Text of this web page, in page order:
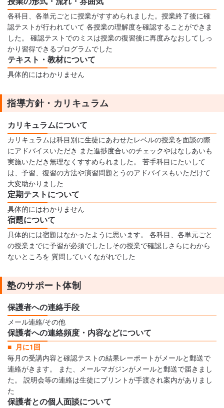
各科目、各単元ごとに授業がすすめられました。授業終了後に確
認テストが行われていて 各授業の理解度を確認することができま
した。 確認テストでのミスは授業の復習後に再度みなおしてしっ
かり習得できるプログラムでした
テキスト・教材について
具体的にはわかりません
指導方針・カリキュラム
カリキュラムについて
カリキュラムは科目別に生徒にあわせたレベルの授業を面談の際
にアドバイスいただき また進捗度合いのチェックやはなしあいも
実施いただき無理なくすすめられました。 苦手科目にたいして
は、予習、復習の方法や演習問題とうのアドバイスもいただけて
大変助かりました
定期テストについて
具体的にはわかりません
宿題について
具体的には宿題はなかったように思います。 各科目、各単元ごと
の授業までに予習が必須でしたしその授業で確認しさらにわから
ないところを 質問していくながれでした
塾のサポート体制
保護者への連絡手段
メール連絡/その他
保護者への連絡頻度・内容などについて
月に1回
毎月の受講内容と確認テストの結果レーポートがメールと郵送で
連絡がきます。 また、メールマガジンがメールと郵送で届きまし
た。 説明会等の連絡は生徒にプリントが手渡され案内がありまし
た
保護者との個人面談について